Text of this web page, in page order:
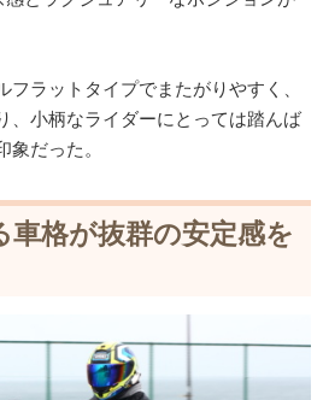
フラットタイプでまたがりやすく、
、小柄なライダーにとっては踏んば
だった。
格が抜群の安定感を